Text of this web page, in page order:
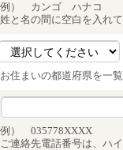
例） カンゴ ハナコ
姓と名の間に空白を入れ
お住まいの都道府県を一
例） 035778XXXX
ご連絡先電話番号は、ハ